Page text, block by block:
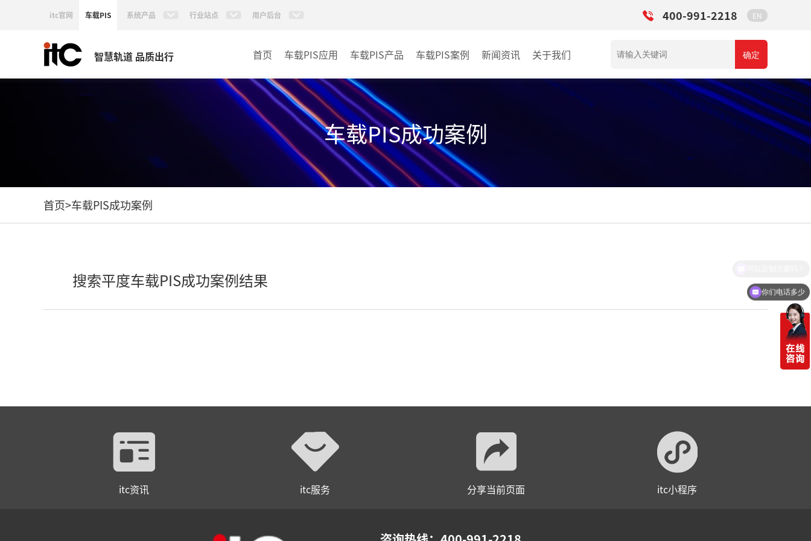
itc官网 车载PIS 系统产品 行业站点 用户后台 400-991-2218 EN
智慧轨道 品质出行 首页 车载PIS应用 车载PIS产品
PIS系统
车载PIS案例
地铁
其它
新闻资讯 关于我们 确定
车载PIS成功案例
首页>车载PIS成功案例
搜索平度车载PIS成功案例结果
itc资讯 itc服务 分享当前页面 itc小程序
你们电话多少